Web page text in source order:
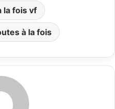
la fois vf
à la fois